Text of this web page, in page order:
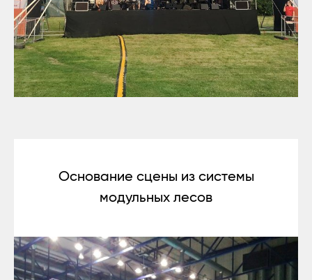
Основание сцены из системы
модульных лесов